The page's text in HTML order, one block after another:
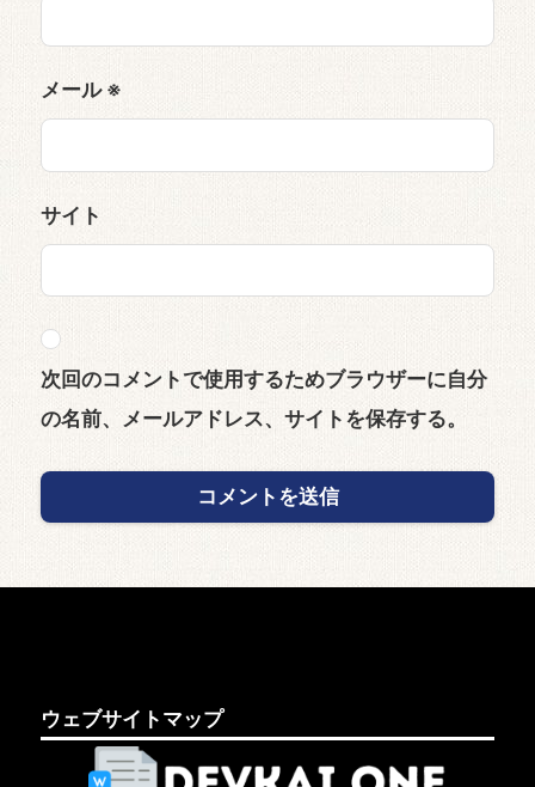
メール※
サイト
次回のコメントで使用するためブラウザーに自分
の名前、メールアドレス、サイトを保存する。
ウェブサイトマップ